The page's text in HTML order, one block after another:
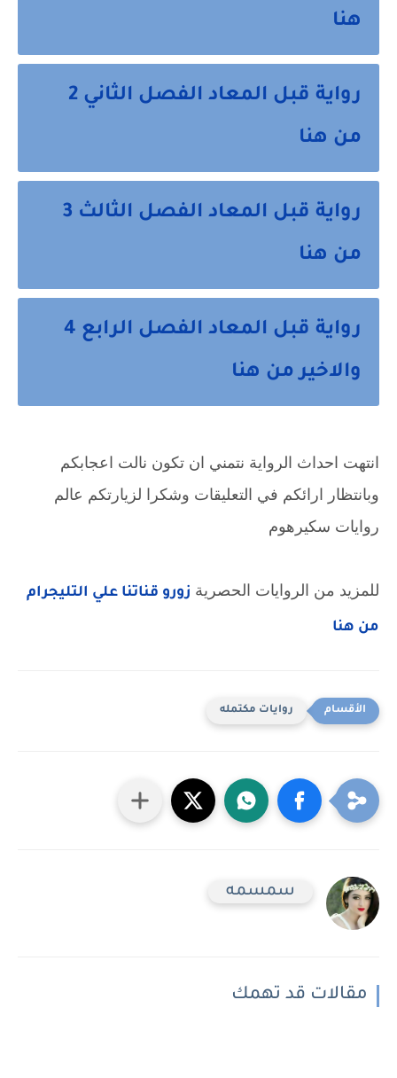
هنا
رواية قبل المعاد الفصل الثاني 2
من هنا
رواية قبل المعاد الفصل الثالث 3
من هنا
رواية قبل المعاد الفصل الرابع 4
والاخير من هنا
روايات سكيرهوم
للمزيد من الروايات الحصرية
من هنا
روايات مكتمله
سمسمه
مقالات قد تهمك